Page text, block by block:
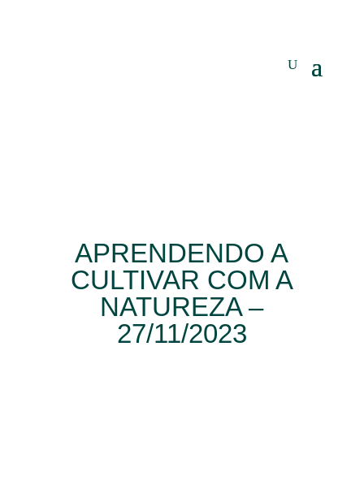
APRENDENDO A
CULTIVAR COM A
NATUREZA –
27/11/2023